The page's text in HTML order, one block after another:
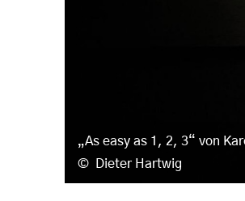
„As easy as 1, 2, 3“ von
Dieter Hartwig